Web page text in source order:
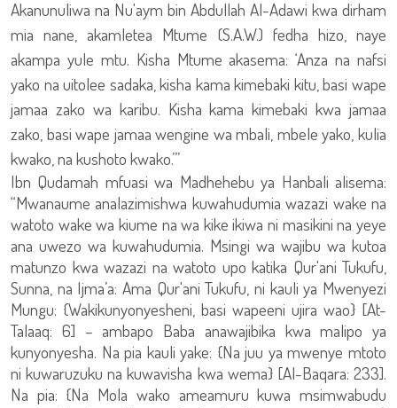
Akanunuliwa na Nu'aym bin Abdullah Al-Adawi kwa dirham
mia nane, akamletea Mtume (S.A.W.) fedha hizo, naye
akampa yule mtu. Kisha Mtume akasema: ‘Anza na nafsi
yako na uitolee sadaka, kisha kama kimebaki kitu, basi wape
jamaa zako wa karibu. Kisha kama kimebaki kwa jamaa
zako, basi wape jamaa wengine wa mbali, mbele yako, kulia
kwako, na kushoto kwako.’”
Ibn Qudamah mfuasi wa Madhehebu ya Hanbali alisema:
“Mwanaume analazimishwa kuwahudumia wazazi wake na
watoto wake wa kiume na wa kike ikiwa ni masikini na yeye
ana uwezo wa kuwahudumia. Msingi wa wajibu wa kutoa
matunzo kwa wazazi na watoto upo katika Qur'ani Tukufu,
Sunna, na Ijma’a: Ama Qur'ani Tukufu, ni kauli ya Mwenyezi
Mungu: {Wakikunyonyesheni, basi wapeeni ujira wao} [At-
Talaaq: 6] – ambapo Baba anawajibika kwa malipo ya
kunyonyesha. Na pia kauli yake: {Na juu ya mwenye mtoto
ni kuwaruzuku na kuwavisha kwa wema} [Al-Baqara: 233].
Na pia: {Na Mola wako ameamuru kuwa msimwabudu